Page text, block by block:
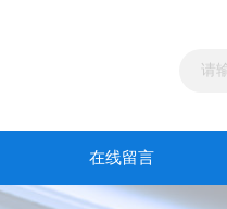
在线留言